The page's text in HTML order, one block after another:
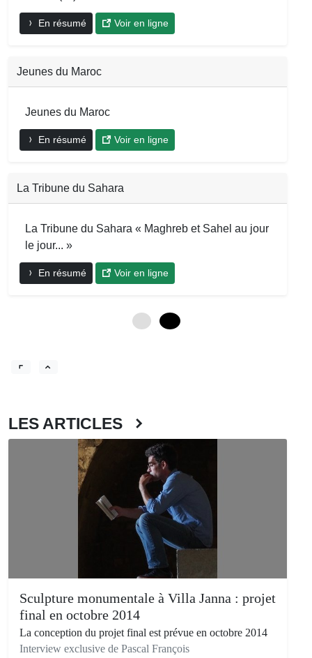
En résumé Voir en ligne
Jeunes du Maroc
Jeunes du Maroc
En résumé Voir en ligne
La Tribune du Sahara
La Tribune du Sahara « Maghreb et Sahel au jour
le jour... »
En résumé Voir en ligne
LES ARTICLES
Sculpture monumentale à Villa Janna : projet
final en octobre 2014
La conception du projet final est prévue en octobre 2014
Interview exclusive de Pascal François